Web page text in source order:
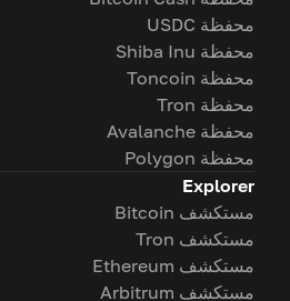
محفظة USDC
محفظة Shiba Inu
محفظة Toncoin
محفظة Tron
محفظة Avalanche
محفظة Polygon
Explorer
مستكشف Bitcoin
مستكشف Tron
مستكشف Ethereum
مستكشف Arbitrum